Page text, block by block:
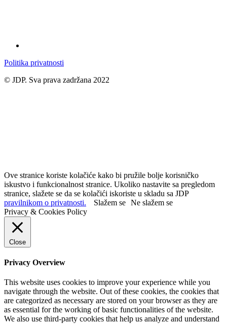
Politika privatnosti
© JDP. Sva prava zadržana 2022
Ove stranice koriste kolačiće kako bi pružile bolje korisničko
iskustvo i funkcionalnost stranice. Ukoliko nastavite sa pregledom
stranice, slažete se da se kolačići iskoriste u skladu sa JDP
pravilnikom o privatnosti.
Slažem se Ne slažem se
Privacy & Cookies Policy
Close
Privacy Overview
This website uses cookies to improve your experience while you
navigate through the website. Out of these cookies, the cookies that
are categorized as necessary are stored on your browser as they are
as essential for the working of basic functionalities of the website.
We also use third-party cookies that help us analyze and understand